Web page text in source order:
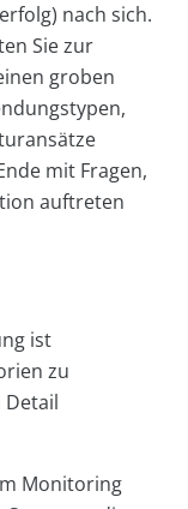
nach sich.
Sie zur
groben
mit Fragen,
auftreten
ist
zu
Monitoring